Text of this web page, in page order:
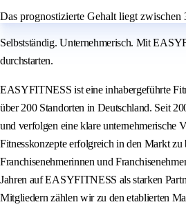
Das prognostizierte Gehalt liegt zwischen
Selbstständig. Unternehmerisch. Mit
durchstarten.
EASYFITNESS ist eine inhabergeführte
über 200 Standorten in Deutschland. Seit
und verfolgen eine klare unternehmerische
Fitnesskonzepte erfolgreich in den Markt
Franchisenehmerinnen und
Jahren auf EASYFITNESS als starken
Mitgliedern zählen wir zu den etablierten